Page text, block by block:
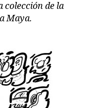
colección de la
Maya.